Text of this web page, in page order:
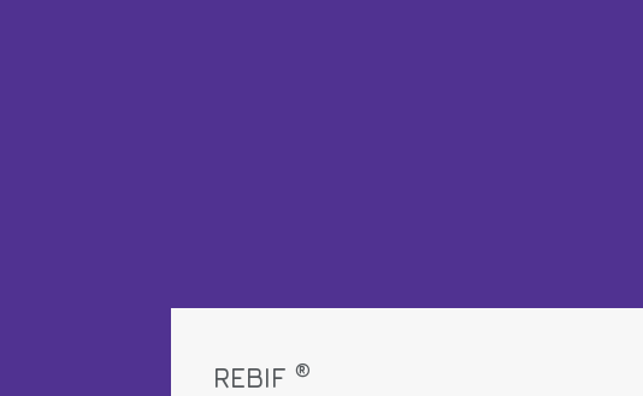
REBIF ®